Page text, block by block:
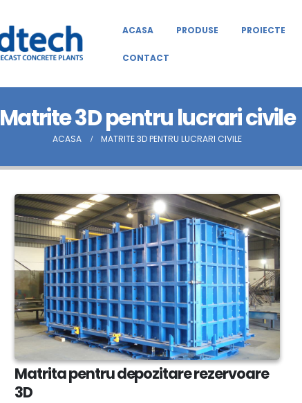
ACASA PRODUSE PROIECTE
CONTACT
Matrite 3D pentru lucrari civile
ACASA MATRITE 3D PENTRU LUCRARI CIVILE
Matrita pentru depozitare rezervoare
3D